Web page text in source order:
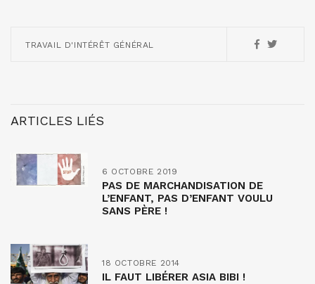
TRAVAIL D'INTÉRÊT GÉNÉRAL
ARTICLES LIÉS
6 OCTOBRE 2019
PAS DE MARCHANDISATION DE
L’ENFANT, PAS D’ENFANT VOULU
SANS PÈRE !
18 OCTOBRE 2014
IL FAUT LIBÉRER ASIA BIBI !